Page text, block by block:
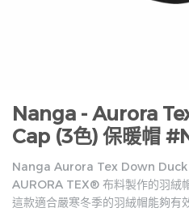
Nanga - Aurora
Cap (3色) 保暖帽
Nanga Aurora Tex Down Duck
AURORA TEX®︎ 布料製作的羽絨
這款適合嚴寒冬季的羽絨帽能夠有